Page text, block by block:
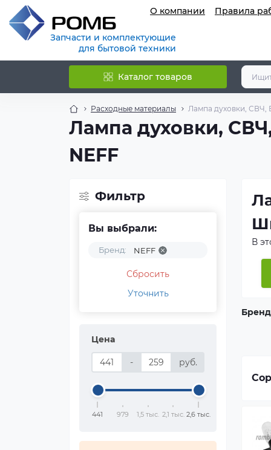
Запчасти и комплектующие
для бытовой техники
О компании Правила
Каталог товаров
Расходные материалы Лампа духовки,
Лампа духовки,
NEFF
Фильтр
Вы выбрали:
Бренд: NEFF
Сбросить
Уточнить
Цена
- руб.
441 979 1,5 тыс. 2,1 тыс. 2,6 тыс.
В
Бренд